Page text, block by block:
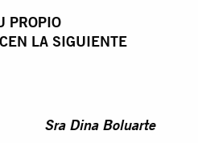
PROPIO
LA SIGUIENTE
Sra Dina Boluarte